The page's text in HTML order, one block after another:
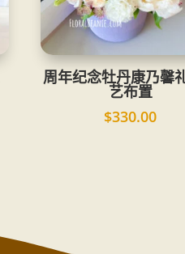
周年纪念牡丹康乃馨
艺布置
$330.00